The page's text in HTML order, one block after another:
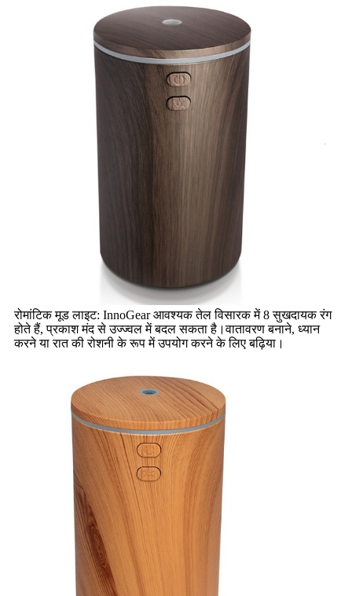
रोमांटिक मूड लाइट: InnoGear आवश्यक तेल विसारक में 8 सुखदायक रंग
होते हैं, प्रकाश मंद से उज्ज्वल में बदल सकता है।वातावरण बनाने, ध्यान
करने या रात की रोशनी के रूप में उपयोग करने के लिए बढ़िया।